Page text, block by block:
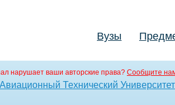
Вузы
нарушает ваши авторские права? Сообщите
Технический Университет